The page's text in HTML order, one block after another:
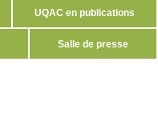
UQAC en publications
Salle de presse